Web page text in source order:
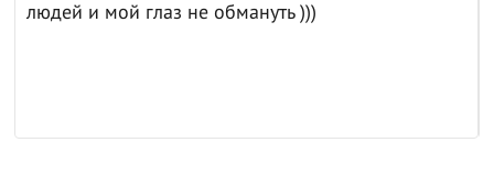
людей и мой глаз не обмануть )))